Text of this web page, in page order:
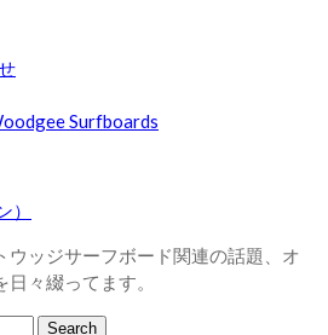
Surfboards
ウッジサーフボード関連の話題、オ
々綴ってます。